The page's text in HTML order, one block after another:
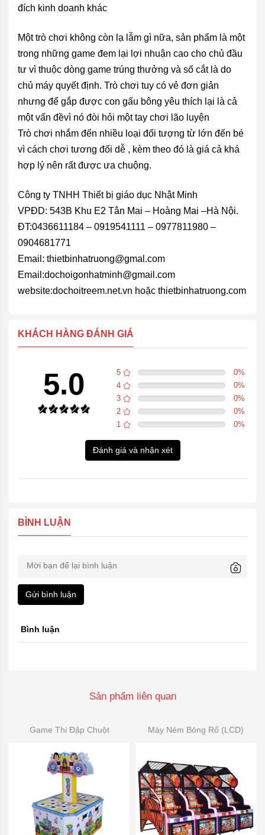
đích kinh doanh khác
Một trò chơi không còn lạ lẫm gì nữa, sản phẩm là một
trong những game đem lại lợi nhuận cao cho chủ đầu
tư vì thuộc dòng game trúng thưởng và số cắt là do
chủ máy quyết định. Trò chơi tuy có vẻ đơn giản
nhưng để gắp được con gấu bông yêu thích lại là cả
một vấn đềvì nó đòi hỏi một tay chơi lão luyện
Trò chơi nhắm đến nhiều loại đối tượng từ lớn đến bé
vì cách chơi tương đối dễ , kèm theo đó là giá cả khá
hợp lý nên rất được ưa chuộng.
Công ty TNHH Thiết bị giáo dục Nhật Minh
VPĐD: 543B Khu E2 Tân Mai – Hoàng Mai –Hà Nội.
ĐT:0436611184 – 0919541111 – 0977811980 –
0904681771
Email: thietbinhatruong@gmal.com
Email:dochoigonhatminh@gmail.com
website:dochoitreem.net.vn hoặc thietbinhatruong.com
KHÁCH HÀNG ĐÁNH GIÁ
5.0 5 0%
4
0%
3
0%
2
0%
1
0%
Đánh giá và nhận xét
BÌNH LUẬN
Gửi bình luận
Bình luận
Sản phẩm liên quan
Game Thi Đập Chuột Máy Ném Bóng Rổ (LCD)